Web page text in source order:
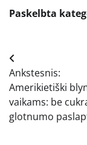
Paskelbta
Navigacija
tarp
įrašų
Ankstesnis:
Amerikietiški
vaikams: be
glotnumo